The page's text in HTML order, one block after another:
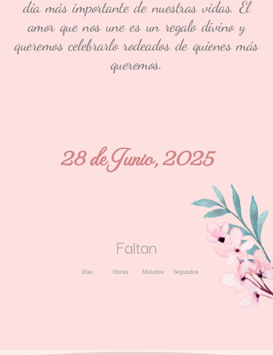
día más importante de nuestras vidas. El
amor que nos une es un regalo divino y
queremos celebrarlo rodeados de quienes más
queremos.
28 de Junio, 2025
Faltan
Días Horas Minutos Segundos